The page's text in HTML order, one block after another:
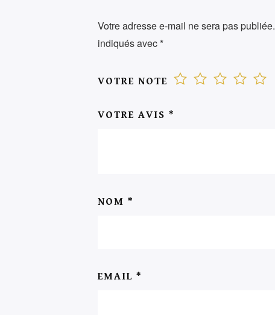
Votre adresse e-mail ne sera pas publiée.
indiqués avec*
VOTRE NOTE
VOTRE AVIS *
NOM *
EMAIL *